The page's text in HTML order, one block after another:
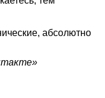
абсолютно